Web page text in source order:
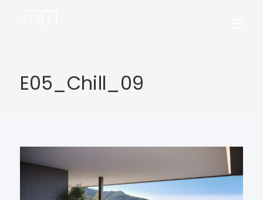
E05_Chill_09